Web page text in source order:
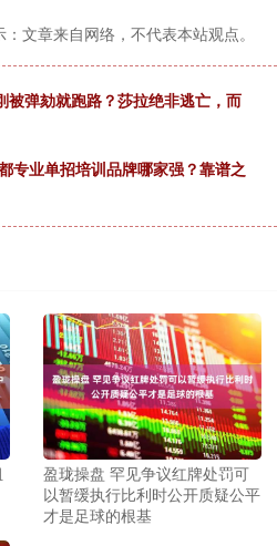
文章来自网络，不代表本站观点。
被弹劾就跑路？莎拉绝非逃亡，而
专业单招培训品牌哪家强？靠谱之
盈珑操盘 罕见争议红牌处罚可
以暂缓执行比利时公开质疑公平
才是足球的根基